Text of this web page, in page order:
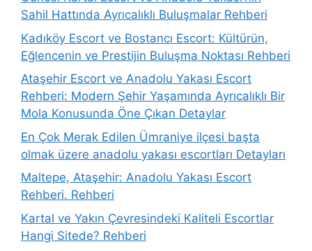
Sahil Hattında Ayrıcalıklı Buluşmalar Rehberi
Kadıköy Escort ve Bostancı Escort: Kültürün,
Eğlencenin ve Prestijin Buluşma Noktası Rehberi
Ataşehir Escort ve Anadolu Yakası Escort
Rehberi: Modern Şehir Yaşamında Ayrıcalıklı Bir
Mola Konusunda Öne Çıkan Detaylar
En Çok Merak Edilen Ümraniye ilçesi başta
olmak üzere anadolu yakası escortları Detayları
Maltepe, Ataşehir: Anadolu Yakası Escort
Rehberi. Rehberi
Kartal ve Yakın Çevresindeki Kaliteli Escortlar
Hangi Sitede? Rehberi